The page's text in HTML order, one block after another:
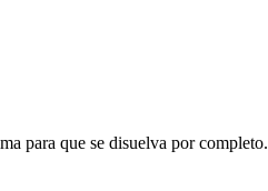
para que se disuelva por completo.